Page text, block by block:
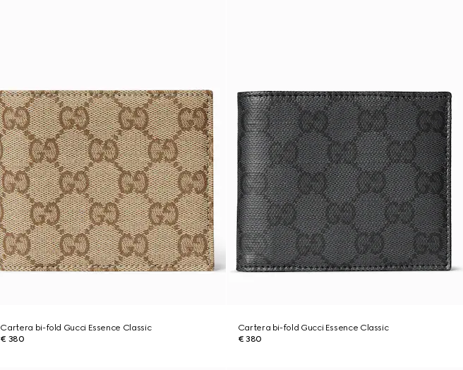
Cartera bi-fold Gucci Essence Classic
€ 380
Cartera bi-fold Gucci Essence Classic
€ 380